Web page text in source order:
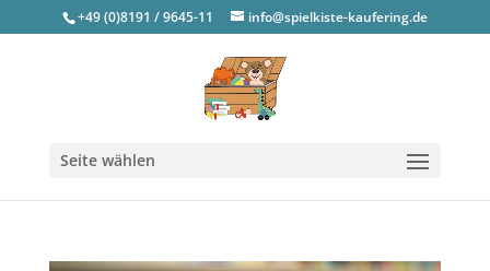
+49 (0)8191 / 9645-11 info@spielkiste-kaufering.de
Seite wählen